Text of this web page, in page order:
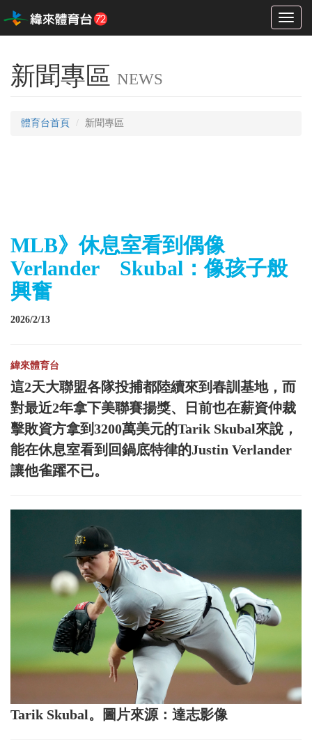
Toggle
新聞專區 NEWS
體育台首頁 新聞專區
MLB》休息室看到偶像
Verlander Skubal：像孩子般
興奮
2026/2/13
緯來體育台
這2天大聯盟各隊投捕都陸續來到春訓基地，而
對最近2年拿下美聯賽揚獎、日前也在薪資仲裁
擊敗資方拿到3200萬美元的Tarik Skubal來說，
能在休息室看到回鍋底特律的Justin Verlander
讓他雀躍不已。
Tarik Skubal。圖片來源：達志影像